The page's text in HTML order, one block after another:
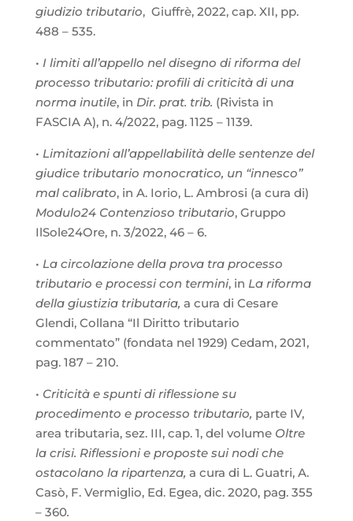
giudizio tributario, Giuffrè, 2022, cap. XII, pp.
488 – 535.
• I limiti all’appello nel disegno di riforma del
processo tributario: profili di criticità di una
norma inutile, in Dir. prat. trib. (Rivista in
FASCIA A), n. 4/2022, pag. 1125 – 1139.
• Limitazioni all’appellabilità delle sentenze del
giudice tributario monocratico, un “innesco”
mal calibrato, in A. Iorio, L. Ambrosi (a cura di)
Modulo24 Contenzioso tributario, Gruppo
IlSole24Ore, n. 3/2022, 46 – 6.
• La circolazione della prova tra processo
tributario e processi con termini, in La riforma
della giustizia tributaria, a cura di Cesare
Glendi, Collana “Il Diritto tributario
commentato” (fondata nel 1929) Cedam, 2021,
pag. 187 – 210.
• Criticità e spunti di riflessione su
procedimento e processo tributario, parte IV,
area tributaria, sez. III, cap. 1, del volume Oltre
la crisi. Riflessioni e proposte sui nodi che
ostacolano la ripartenza, a cura di L. Guatri, A.
Casò, F. Vermiglio, Ed. Egea, dic. 2020, pag. 355
– 360.